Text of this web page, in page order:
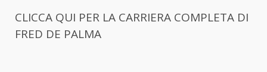
CLICCA QUI PER LA CARRIERA COMPLETA DI
FRED DE PALMA